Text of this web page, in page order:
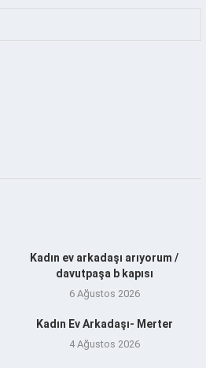
Kadın ev arkadaşı arıyorum /
davutpaşa b kapısı
6 Ağustos 2026
Kadın Ev Arkadaşı- Merter
4 Ağustos 2026